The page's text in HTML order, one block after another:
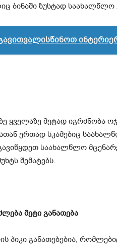
ბინაში ზუსტად საახალწლო
ყველაზე მეტად იგრძნობა
ერთად სკამებიც
საახალწლო
შემატებს.
მეტი განათება
პიკი განათებებია,